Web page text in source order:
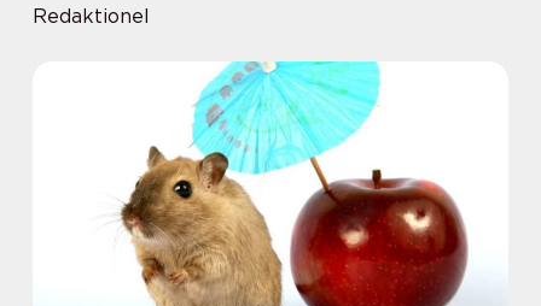
Redaktionel